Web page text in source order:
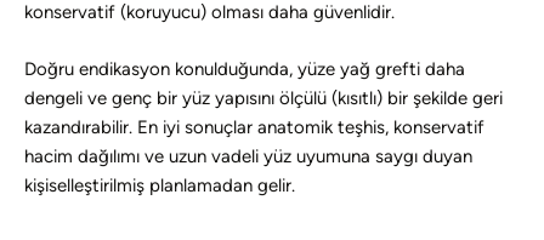
konservatif (koruyucu) olması daha güvenlidir.
Doğru endikasyon konulduğunda, yüze yağ grefti daha
dengeli ve genç bir yüz yapısını ölçülü (kısıtlı) bir şekilde geri
kazandırabilir. En iyi sonuçlar anatomik teşhis, konservatif
hacim dağılımı ve uzun vadeli yüz uyumuna saygı duyan
kişiselleştirilmiş planlamadan gelir.